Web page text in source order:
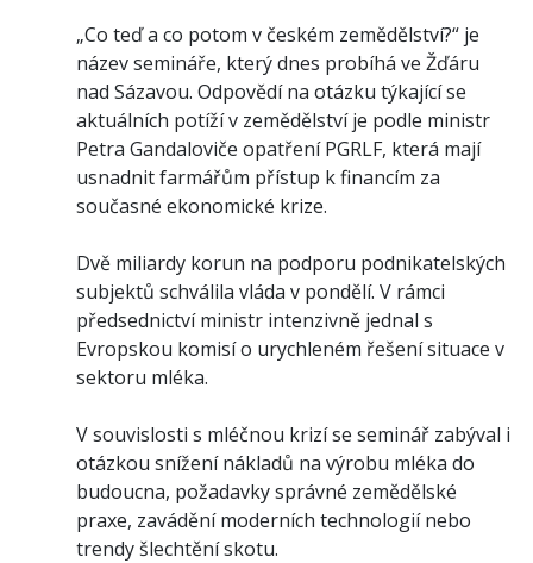
„Co teď a co potom v českém zemědělství?“ je
název semináře, který dnes probíhá ve Žďáru
nad Sázavou. Odpovědí na otázku týkající se
aktuálních potíží v zemědělství je podle ministr
Petra Gandaloviče opatření PGRLF, která mají
usnadnit farmářům přístup k financím za
současné ekonomické krize.
Dvě miliardy korun na podporu podnikatelských
subjektů schválila vláda v pondělí. V rámci
předsednictví ministr intenzivně jednal s
Evropskou komisí o urychleném řešení situace v
sektoru mléka.
V souvislosti s mléčnou krizí se seminář zabýval i
otázkou snížení nákladů na výrobu mléka do
budoucna, požadavky správné zemědělské
praxe, zavádění moderních technologií nebo
trendy šlechtění skotu.